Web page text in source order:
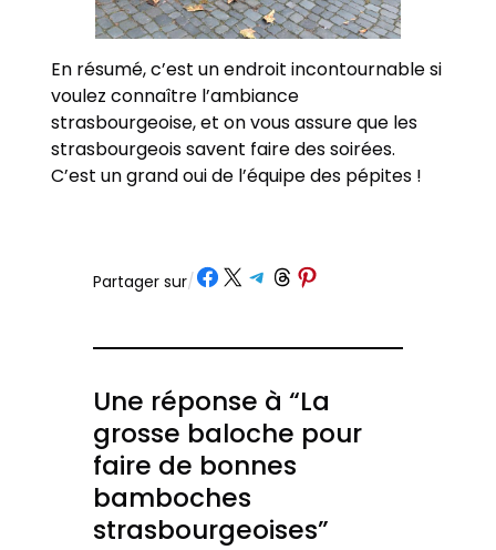
En résumé, c’est un endroit incontournable si
voulez connaître l’ambiance
strasbourgeoise, et on vous assure que les
strasbourgeois savent faire des soirées.
C’est un grand oui de l’équipe des pépites !
Partager sur/ Partager sur Facebook
Partager sur X Partager sur Telegram
Partager sur Threads
Partager sur Pinterest
Une réponse à “La
grosse baloche pour
faire de bonnes
bamboches
strasbourgeoises”